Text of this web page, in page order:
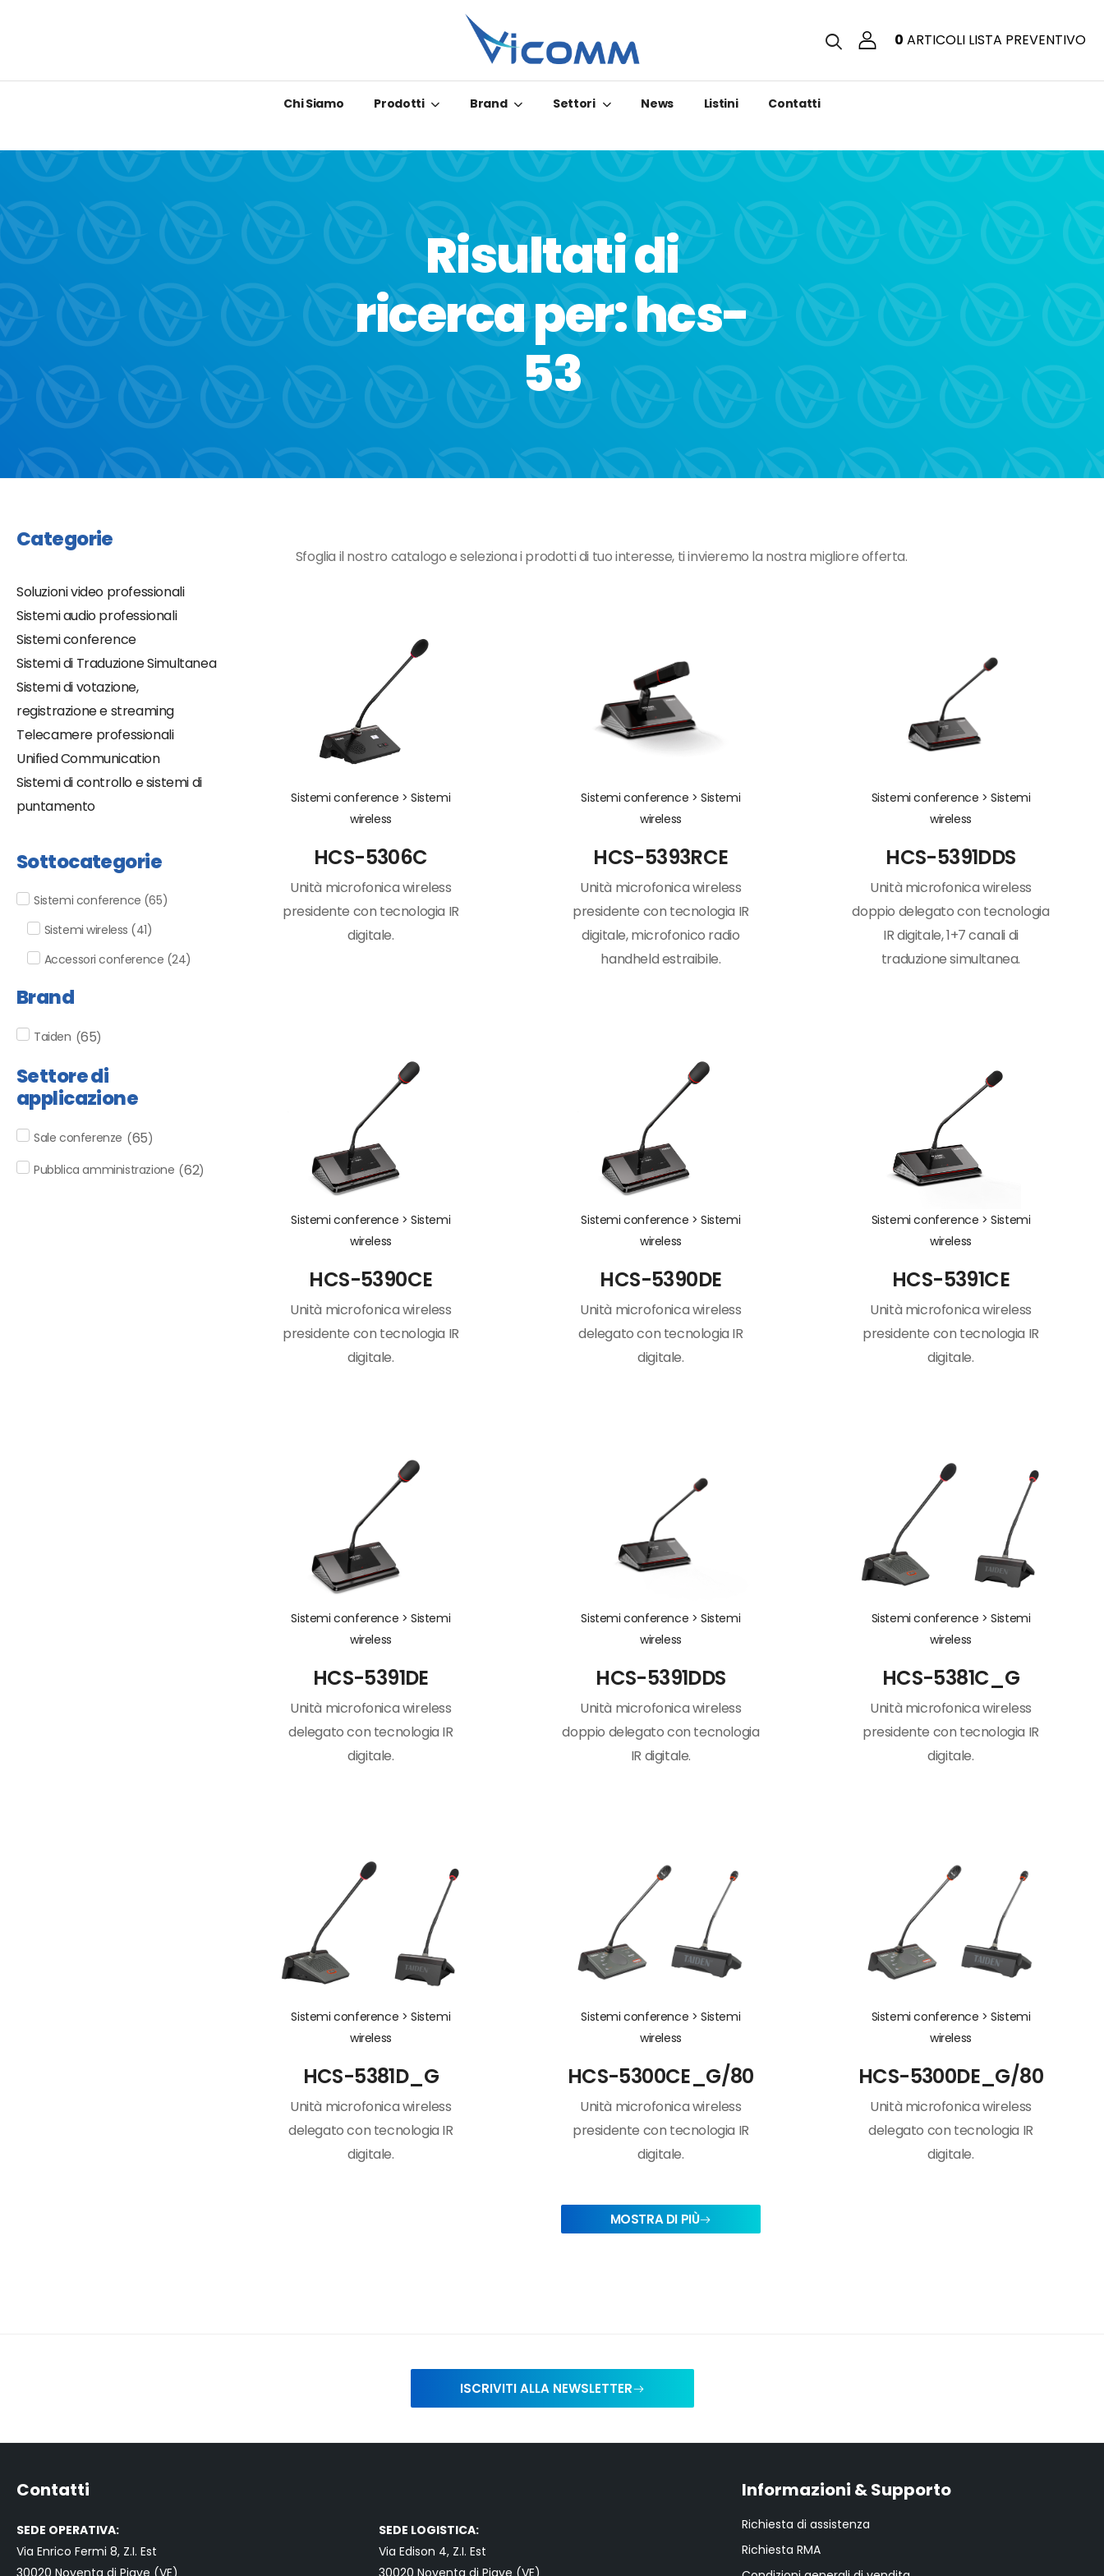
0 ARTICOLI LISTA PREVENTIVO
Chi Siamo Prodotti Brand Settori News Listini Contatti
Risultati di
ricerca per: hcs-
53
Categorie
Soluzioni video professionali
Sistemi audio professionali
Sistemi conference
Sistemi di Traduzione Simultanea
Sistemi di votazione,
registrazione e streaming
Telecamere professionali
Unified Communication
Sistemi di controllo e sistemi di
puntamento
Sottocategorie
Sistemi conference (65)
Sistemi wireless (41)
Accessori conference (24)
Brand
Taiden (65)
Settore di
applicazione
Sale conferenze (65)
Pubblica amministrazione (62)
Sfoglia il nostro catalogo e seleziona i prodotti di tuo interesse, ti invieremo la nostra migliore offerta.
Sistemi conference >Sistemi
wireless
HCS-5306C
Unità microfonica wireless
presidente con tecnologia IR
digitale.
Sistemi conference >Sistemi
wireless
HCS-5393RCE
Unità microfonica wireless
presidente con tecnologia IR
digitale, microfonico radio
handheld estraibile.
Sistemi conference >Sistemi
wireless
HCS-5391DDS
Unità microfonica wireless
doppio delegato con tecnologia
IR digitale, 1+7 canali di
traduzione simultanea.
Sistemi conference >Sistemi
wireless
HCS-5390CE
Unità microfonica wireless
presidente con tecnologia IR
digitale.
Sistemi conference >Sistemi
wireless
HCS-5390DE
Unità microfonica wireless
delegato con tecnologia IR
digitale.
Sistemi conference >Sistemi
wireless
HCS-5391CE
Unità microfonica wireless
presidente con tecnologia IR
digitale.
Sistemi conference >Sistemi
wireless
HCS-5391DE
Unità microfonica wireless
delegato con tecnologia IR
digitale.
Sistemi conference >Sistemi
wireless
HCS-5391DDS
Unità microfonica wireless
doppio delegato con tecnologia
IR digitale.
Sistemi conference >Sistemi
wireless
HCS-5381C_G
Unità microfonica wireless
presidente con tecnologia IR
digitale.
Sistemi conference >Sistemi
wireless
HCS-5381D_G
Unità microfonica wireless
delegato con tecnologia IR
digitale.
Sistemi conference >Sistemi
wireless
HCS-5300CE_G/80
Unità microfonica wireless
presidente con tecnologia IR
digitale.
Sistemi conference >Sistemi
wireless
HCS-5300DE_G/80
Unità microfonica wireless
delegato con tecnologia IR
digitale.
MOSTRA DI PIÙ
ISCRIVITI ALLA NEWSLETTER
Contatti
SEDE OPERATIVA:
Via Enrico Fermi 8, Z.I. Est
30020 Noventa di Piave (VE)
SEDE LOGISTICA:
Via Edison 4, Z.I. Est
30020 Noventa di Piave (VE)
Informazioni & Supporto
Richiesta di assistenza
Richiesta RMA